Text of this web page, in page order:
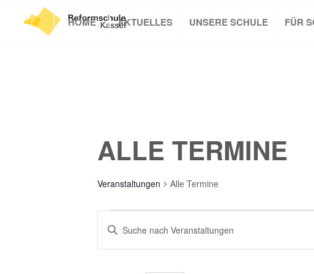
HOME AKTUELLES UNSERE SCHULE FÜR
ALLE TERMINE
Veranstaltungen Alle Termine
VERANSTALTUNGEN
VERANSTALTUNGEN
SUCHE
UND
Bitte